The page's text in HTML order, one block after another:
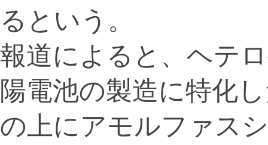
るという。
報道によると、ヘテ
陽電池の製造に特化
の上にアモルファス